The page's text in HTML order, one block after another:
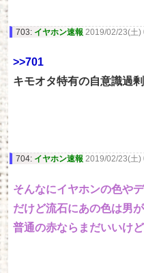
703: イヤホン速報 2019/02/23(土)
>>701
キモオタ特有の自意識過
704: イヤホン速報 2019/02/23(土)
そんなにイヤホンの色や
だけど流石にあの色は男
普通の赤ならまだいいけど